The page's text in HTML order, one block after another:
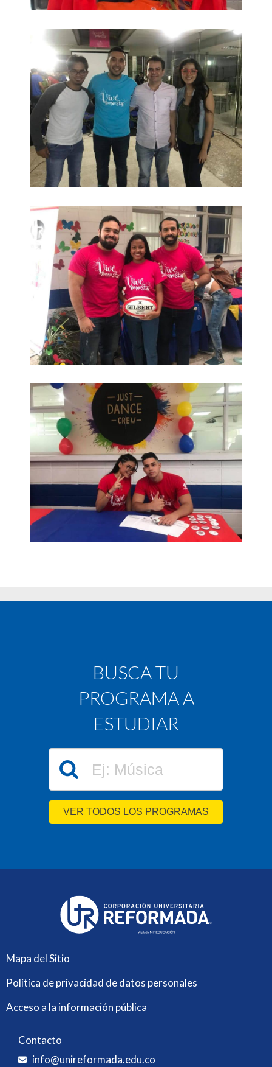
BUSCA TU
PROGRAMA A
ESTUDIAR
VER TODOS LOS PROGRAMAS
Mapa del Sitio
Política de privacidad de datos personales
Acceso a la información pública
Contacto
info@unireformada.edu.co